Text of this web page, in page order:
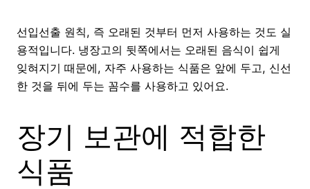
선입선출 원칙, 즉 오래된 것부터 먼저 사용하는 것도 실
용적입니다. 냉장고의 뒷쪽에서는 오래된 음식이 쉽게
잊혀지기 때문에, 자주 사용하는 식품은 앞에 두고, 신선
한 것을 뒤에 두는 꼼수를 사용하고 있어요.
장기 보관에 적합한
식품